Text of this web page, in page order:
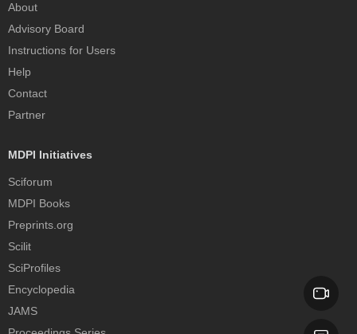
About
Advisory Board
Instructions for Users
Help
Contact
Partner
MDPI Initiatives
Sciforum
MDPI Books
Preprints.org
Scilit
SciProfiles
Encyclopedia
JAMS